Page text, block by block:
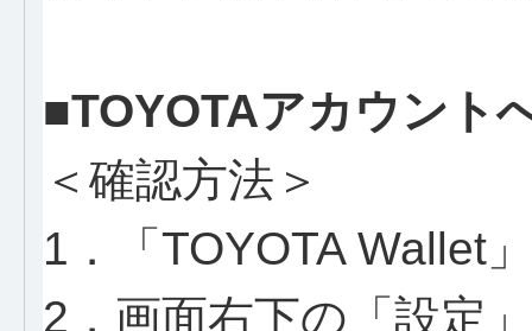
■TOYOTAアカウント
＜確認方法＞
1．「TOYOTA Wallet
2．画面右下の「設定